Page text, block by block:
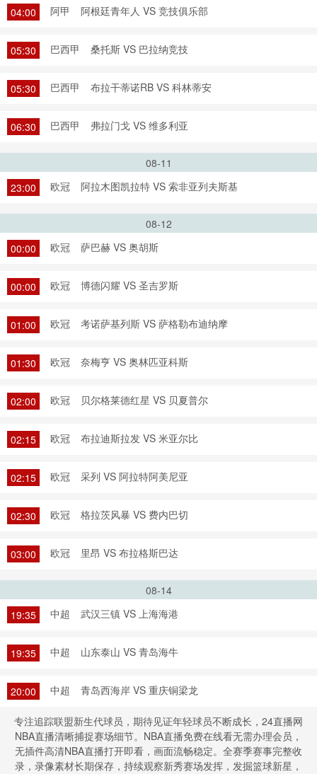
04:00 阿甲 阿根廷青年人 VS 竞技俱乐部
05:30 巴西甲 桑托斯 VS 巴拉纳竞技
05:30 巴西甲 布拉干蒂诺RB VS 科林蒂安
06:30 巴西甲 弗拉门戈 VS 维多利亚
08-11
23:00
欧冠 阿拉木图凯拉特 VS 索非亚列夫斯基
08-12
00:00
欧冠 萨巴赫 VS 奥胡斯
00:00 欧冠 博德闪耀 VS 圣吉罗斯
01:00 欧冠 考诺萨基列斯 VS 萨格勒布迪纳摩
01:30 欧冠 奈梅亨 VS 奥林匹亚科斯
02:00 欧冠 贝尔格莱德红星 VS 贝夏普尔
02:15 欧冠 布拉迪斯拉发 VS 米亚尔比
02:15 欧冠 采列 VS 阿拉特阿美尼亚
02:30 欧冠 格拉茨风暴 VS 费内巴切
03:00 欧冠 里昂 VS 布拉格斯巴达
08-14
19:35
中超 武汉三镇 VS 上海海港
19:35 中超 山东泰山 VS 青岛海牛
20:00 中超 青岛西海岸 VS 重庆铜梁龙
专注追踪联盟新生代球员，期待见证年轻球员不断成长，24直播网
NBA直播清晰捕捉赛场细节。NBA直播免费在线看无需办理会员，
无插件高清NBA直播打开即看，画面流畅稳定。全赛季赛事完整收
录，录像素材长期保存，持续观察新秀赛场发挥，发掘篮球新星，